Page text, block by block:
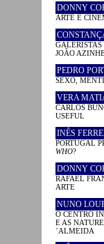
DONNY
ARTE E
JOÃO
PEDRO
SEXO,
VERA
CARLOS
USEFUL
INÊS
PORTUGAL
WHO?
DONNY
RAFAEL
ARTE
NUNO
O CENTRO
E AS
´ALMEIDA